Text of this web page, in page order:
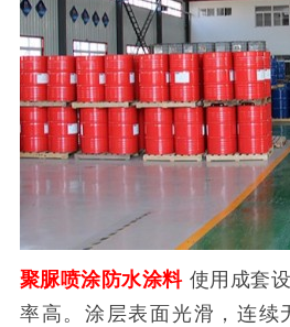
聚脲喷涂防水涂料 使用成套
率高。涂层表面光滑，连续